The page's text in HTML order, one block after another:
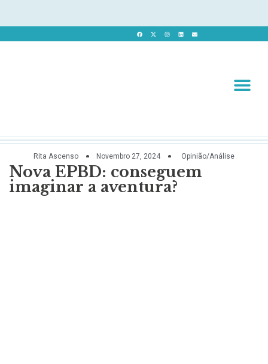
Rita Ascenso Novembro 27, 2024 Opinião/Análise
Nova EPBD: conseguem
imaginar a aventura?